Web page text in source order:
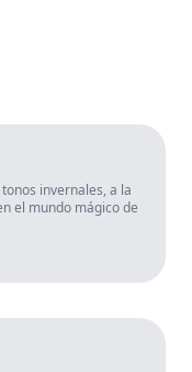
invernales, a la
el mundo mágico de